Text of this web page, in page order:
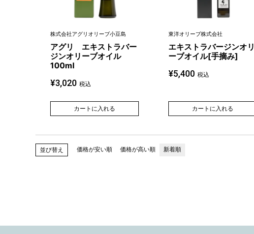
株式会社アグリオリーブ小豆島
アグリ エキストラバー
ジンオリーブオイル
100ml
¥3,020 税込
カートに入れる
東洋オリーブ株式会社
エキストラバージンオリ
ーブオイル[手摘み]
¥5,400 税込
カートに入れる
並び替え 価格が安い順 価格が高い順 新着順